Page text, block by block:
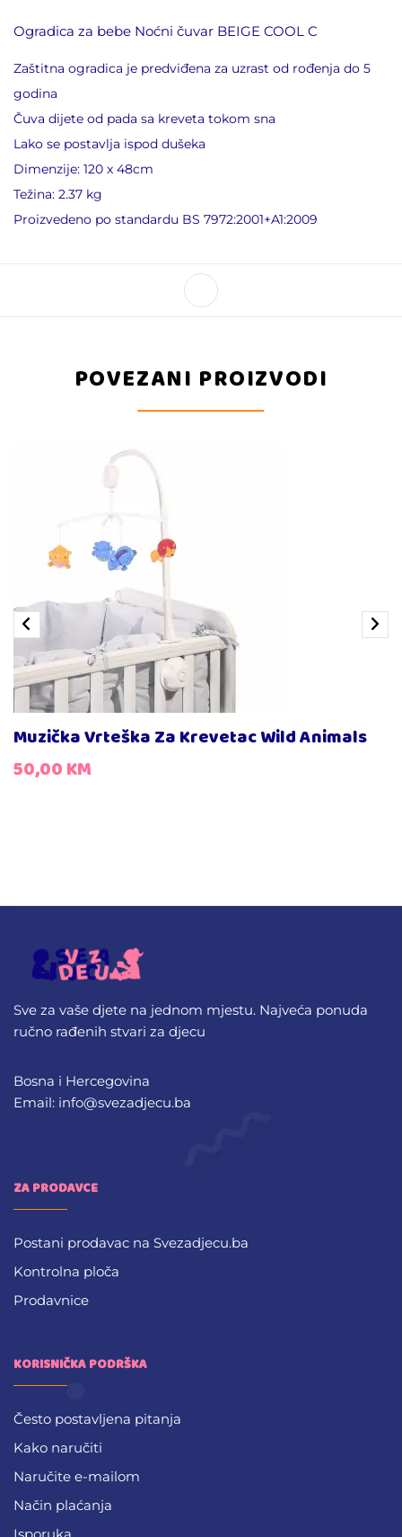
Ogradica za bebe Noćni čuvar BEIGE COOL C
Zaštitna ogradica je predviđena za uzrast od rođenja do 5
godina
Čuva dijete od pada sa kreveta tokom sna
Lako se postavlja ispod dušeka
Dimenzije: 120 x 48cm
Težina: 2.37 kg
Proizvedeno po standardu BS 7972:2001+A1:2009
POVEZANI PROIZVODI
Muzička Vrteška Za Krevetac Wild Animals
50,00KM
Sve za vaše djete na jednom mjestu. Najveća ponuda
ručno rađenih stvari za djecu
Bosna i Hercegovina
Email: info@svezadjecu.ba
ZA PRODAVCE
Postani prodavac na Svezadjecu.ba
Kontrolna ploča
Prodavnice
KORISNIČKA PODRŠKA
Često postavljena pitanja
Kako naručiti
Naručite e-mailom
Način plaćanja